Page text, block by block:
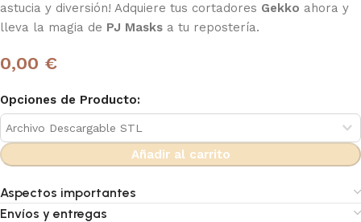
astucia y diversión! Adquiere tus cortadores Gekko ahora y
lleva la magia de PJ Masks a tu repostería.
0,00 €
Opciones de Producto:
Añadir al carrito
Aspectos importantes
Envíos y entregas